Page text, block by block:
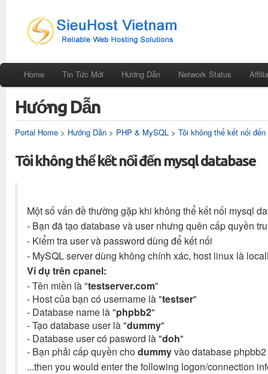
Home Tin Tức Mới Hướng Dẫn Network Status
Hướng Dẫn
Portal Home > Hướng Dẫn > PHP & MySQL > Tôi không thể kết nối
Tôi không thể kết nối đến mysql database
Một số vấn đề thường gặp khi không thể kết nối mysql
- Bạn đã tạo database và user nhưng quên cấp quyền
- Kiểm tra user và password dùng để kết nối
- MySQL server dùng không chính xác, host linux là
Ví dụ trên cpanel:
- Tên miền là "testserver.com"
- Host của bạn có username là "testser"
- Database name là "phpbb2"
- Tạo database user là "dummy"
- Database user có pasword là "doh"
- Bạn phải cấp quyền chodummyvào database phpbb2
...then you would enter the following logon/connection